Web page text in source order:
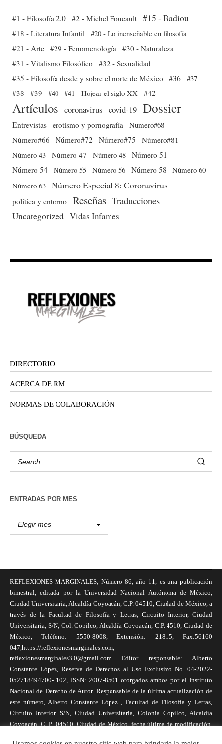
#1 - Filosofía 2.0 #2 - Michel Foucault #15 - Badiou
#18 - Literatura Infantil #20 - Lo inenseñable en filosofía
#21 - Arte #29 - Fenomenología
#30 - Naturaleza
#31 - Vitalismo Filosófico
#32 - Sexualidad
#35 - Filosofía desde y sobre el norte de México #36 #37
#38
#39 #40 #41 - Hojear el siglo XX #42
Artículos coronavirus covid-19 Dossier
Entrevistas erotismo y pornografía
Numero#68
Número#66
Número#72 Número#75
Número#81
Número 43 Número 47 Número 48 Número 51
Número 54 Número 55 Número 56 Número 58
Número 60
Número 63 Número Especial 8: Coronavirus
política y entorno Reseñas Traducciones
Uncategorized Vidas Infames
DIRECTORIO
ACERCA DE RM
NORMAS DE COLABORACIÓN
BÚSQUEDA
ENTRADAS POR MES
REFLEXIONES MARGINALES, Número 86, año 11, es una publicación
bimestral, editada por la Universidad Nacional Autónoma de México,
Ciudad Universitaria, Alcaldía Coyoacán, C.P. 04510, Ciudad de México, a
través de la Facultad de Filosofía y Letras, Circuito Interior, Ciudad
Universitaria, S/N, Col. Copilco, Alcaldía Coyoacán, C.P. 4510, Ciudad de
México, Teléfono: 5550-8008, Extensión: 21815, Fax:56160
047,https://reflexionesmarginales.com,
reflexionesmarginales3.0@gmail.com Editor responsable: Alberto
Constante López, Reserva de Derechos al Uso Exclusivo No. 04-2022-
052718494700- 102, ISSN: 2007-8501 otorgados ambos por el Instituto
Nacional de Derecho de Autor. Responsable de la última actualización de
este número, Alberto Constante López , Facultad de Filosofía y Letras,
Circuito Interior, S/N, Ciudad Universitaria, Colonia Copilco, Alcaldía
Coyoacán, C. P., 04510, Ciudad de México, fecha última de modificación,